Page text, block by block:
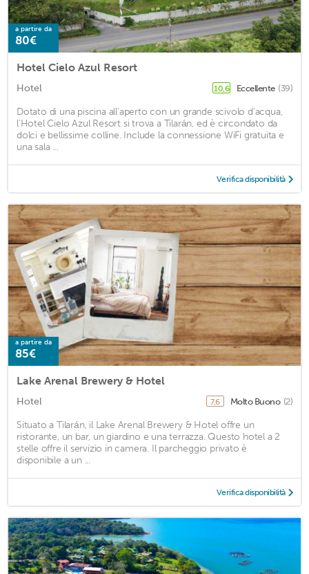
a partire da
80€
Hotel Cielo Azul Resort
Hotel 10,6 Eccellente (39)
Dotato di una piscina all'aperto con un grande scivolo d'acqua,
l'Hotel Cielo Azul Resort si trova a Tilarán, ed è circondato da
dolci e bellissime colline. Include la connessione WiFi gratuita e
una sala ...
Verifica disponibilità
a partire da
85€
Lake Arenal Brewery & Hotel
Hotel 7,6 Molto Buono (2)
Situato a Tilarán, il Lake Arenal Brewery & Hotel offre un
ristorante, un bar, un giardino e una terrazza. Questo hotel a 2
stelle offre il servizio in camera. Il parcheggio privato è
disponibile a un ...
Verifica disponibilità